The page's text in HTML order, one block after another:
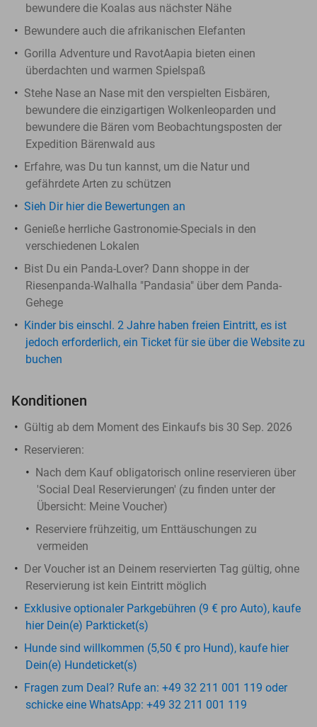
bewundere die Koalas aus nächster Nähe
Bewundere auch die afrikanischen Elefanten
Gorilla Adventure und RavotAapia bieten einen
überdachten und warmen Spielspaß
Stehe Nase an Nase mit den verspielten Eisbären,
bewundere die einzigartigen Wolkenleoparden und
bewundere die Bären vom Beobachtungsposten der
Expedition Bärenwald aus
Erfahre, was Du tun kannst, um die Natur und
gefährdete Arten zu schützen
Sieh Dir hier die Bewertungen an
Genieße herrliche Gastronomie-Specials in den
verschiedenen Lokalen
Bist Du ein Panda-Lover? Dann shoppe in der
Riesenpanda-Walhalla "Pandasia" über dem Panda-
Gehege
Kinder bis einschl. 2 Jahre haben freien Eintritt, es ist
jedoch erforderlich, ein Ticket für sie über die Website zu
buchen
Konditionen
Gültig ab dem Moment des Einkaufs bis 30 Sep. 2026
Reservieren:
Nach dem Kauf obligatorisch online reservieren über
'Social Deal Reservierungen' (zu finden unter der
Übersicht: Meine Voucher)
Reserviere frühzeitig, um Enttäuschungen zu
vermeiden
Der Voucher ist an Deinem reservierten Tag gültig, ohne
Reservierung ist kein Eintritt möglich
Exklusive optionaler Parkgebühren (9 € pro Auto), kaufe
hier Dein(e) Parkticket(s)
Hunde sind willkommen (5,50 € pro Hund), kaufe hier
Dein(e) Hundeticket(s)
Fragen zum Deal? Rufe an: +49 32 211 001 119 oder
schicke eine WhatsApp: +49 32 211 001 119